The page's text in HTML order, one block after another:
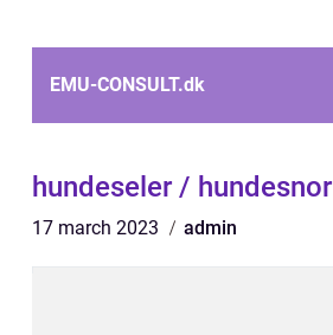
EMU-CONSULT.dk
hundeseler / hundesnor
17 march 2023 admin